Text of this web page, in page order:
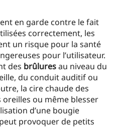
en garde contre le fait
correctement, les
un risque pour la santé
pour l’utilisateur.
des brûluresau niveau du
du conduit auditif ou
la cire chaude des
ou même blesser
d’une bougie
provoquer de petits